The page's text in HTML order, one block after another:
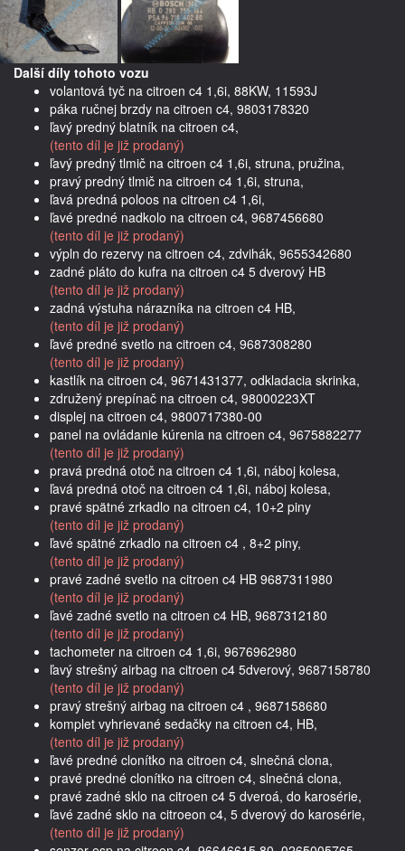
Další díly tohoto vozu
volantová tyč na citroen c4 1,6i, 88KW, 11593J
páka ručnej brzdy na citroen c4, 9803178320
ľavý predný blatník na citroen c4,
(tento díl je již prodaný)
ľavý predný tlmič na citroen c4 1,6i, struna, pružina,
pravý predný tlmič na citroen c4 1,6i, struna,
ľavá predná poloos na citroen c4 1,6i,
ľavé predné nadkolo na citroen c4, 9687456680
(tento díl je již prodaný)
výpln do rezervy na citroen c4, zdvihák, 9655342680
zadné pláto do kufra na citroen c4 5 dverový HB
(tento díl je již prodaný)
zadná výstuha nárazníka na citroen c4 HB,
(tento díl je již prodaný)
ľavé predné svetlo na citroen c4, 9687308280
(tento díl je již prodaný)
kastlík na citroen c4, 9671431377, odkladacia skrinka,
združený prepínač na citroen c4, 98000223XT
displej na citroen c4, 9800717380-00
panel na ovládanie kúrenia na citroen c4, 9675882277
(tento díl je již prodaný)
pravá predná otoč na citroen c4 1,6i, náboj kolesa,
ľavá predná otoč na citroen c4 1,6i, náboj kolesa,
pravé spätné zrkadlo na citroen c4, 10+2 piny
(tento díl je již prodaný)
ľavé spätné zrkadlo na citroen c4 , 8+2 piny,
(tento díl je již prodaný)
pravé zadné svetlo na citroen c4 HB 9687311980
(tento díl je již prodaný)
ľavé zadné svetlo na citroen c4 HB, 9687312180
(tento díl je již prodaný)
tachometer na citroen c4 1,6i, 9676962980
ľavý strešný airbag na citroen c4 5dverový, 9687158780
(tento díl je již prodaný)
pravý strešný airbag na citroen c4 , 9687158680
komplet vyhrievané sedačky na citroen c4, HB,
(tento díl je již prodaný)
ľavé predné clonítko na citroen c4, slnečná clona,
pravé predné clonítko na citroen c4, slnečná clona,
pravé zadné sklo na citroen c4 5 dveroá, do karosérie,
ľavé zadné sklo na citroeon c4, 5 dverový do karosérie,
(tento díl je již prodaný)